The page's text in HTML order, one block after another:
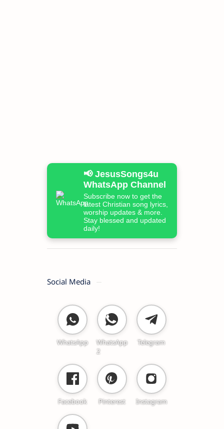
📢 JesusSongs4u
WhatsApp Channel
Subscribe now to get the
latest Christian song lyrics,
worship updates & more.
Stay blessed and updated
daily!
Social Media
WhatsApp
WhatsApp
2
Telegram
Facebook Pinterest Instagram